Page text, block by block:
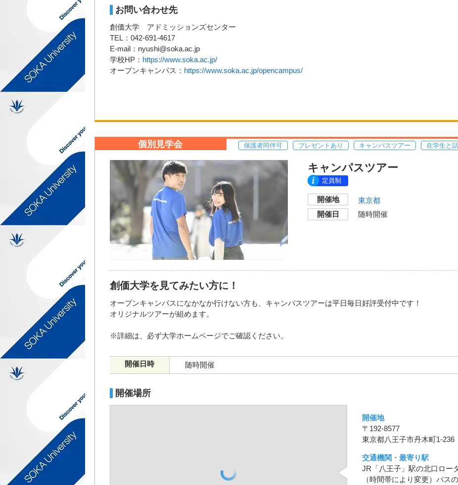
お問い合わせ先
創価大学 アドミッションズセンター
TEL：042-691-4617
E-mail：nyushi@soka.ac.jp
学校HP： https://www.soka.ac.jp/
オープンキャンパス： https://www.soka.ac.jp/opencampus/
個別見学会 保護者同伴可 プレゼントあり キャンパスツアー 在学生と
キャンパスツアー
定員制
開催地
東京都
開催日
随時開催
創価大学を見てみたい方に！
オープンキャンパスになかなか行けない方も、キャンパスツアーは平日毎日好評受付中です！
オリジナルツアーが組めます。
※詳細は、必ず大学ホームページでご確認ください。
開催日時 随時開催
開催場所
開催地
〒192-8577
東京都八王子市丹木町1-236
交通機関・最寄り駅
JR「八王子」駅の北口ロー
（時間帯により変更）バス